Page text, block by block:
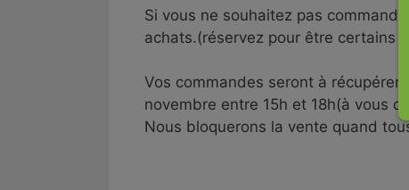
Si vous ne souhaitez pas
achats.(réservez pour être certains
Vos commandes seront à
novembre entre 15h et 18h(à vous
Nous bloquerons la vente quand